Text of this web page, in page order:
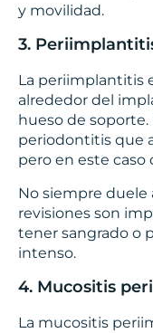
y movilidad.
3.
La periimplantitis
alrededor del
hueso de soporte.
periodontitis que
pero en este
No siempre duele
revisiones son
tener sangrado o
intenso.
4. Mucositis
La mucositis